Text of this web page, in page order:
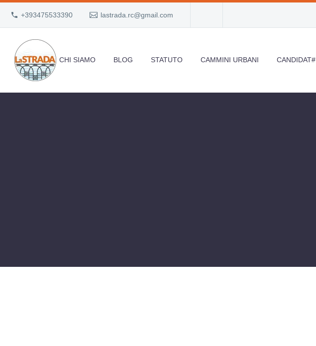
+393475533390 lastrada.rc@gmail.com
CHI SIAMO BLOG STATUTO CAMMINI URBANI CANDIDAT#